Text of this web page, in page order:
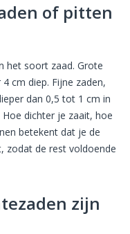
of pitten
het soort zaad. Grote
cm diep. Fijne zaden,
dan 0,5 tot 1 cm in
dichter je zaait, hoe
betekent dat je de
zodat de rest voldoende
zijn